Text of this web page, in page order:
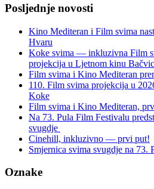
epizoda
kampanje
Inkluzija
Posljednje novosti
Kino Mediteran i Film svima
Hvaru
Koke svima — inkluzivna Film
projekcija u Ljetnom kinu
Film svima i Kino Mediteran
110. Film svima projekcija u
Koke
Film svima i Kino Mediteran,
Na 73. Pula Film Festivalu
svugdje
Cinehill, inkluzivno — prvi put!
Smjernica svima svugdje na 73.
Oznake